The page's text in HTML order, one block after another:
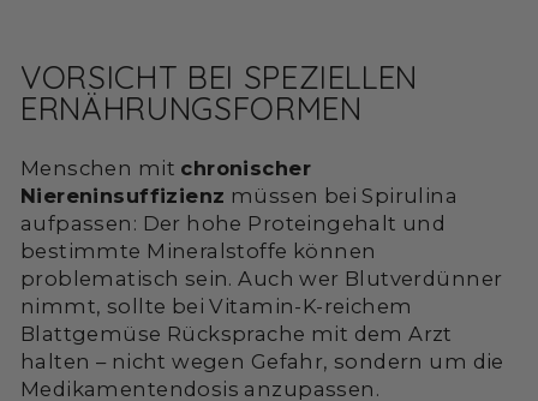
VORSICHT BEI SPEZIELLEN
ERNÄHRUNGSFORMEN
Menschen mit chronischer
Niereninsuffizienz müssen bei Spirulina
aufpassen: Der hohe Proteingehalt und
bestimmte Mineralstoffe können
problematisch sein. Auch wer Blutverdünner
nimmt, sollte bei Vitamin-K-reichem
Blattgemüse Rücksprache mit dem Arzt
halten – nicht wegen Gefahr, sondern um die
Medikamentendosis anzupassen.